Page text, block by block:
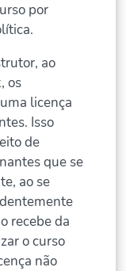
por
ao
os
licença
Isso
de
que se
ao se
recebe da
o curso
não